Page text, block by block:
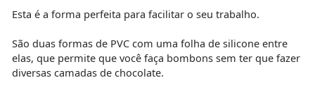
Esta é a forma perfeita para facilitar o seu trabalho.
São duas formas de PVC com uma folha de silicone entre
elas, que permite que você faça bombons sem ter que fazer
diversas camadas de chocolate.